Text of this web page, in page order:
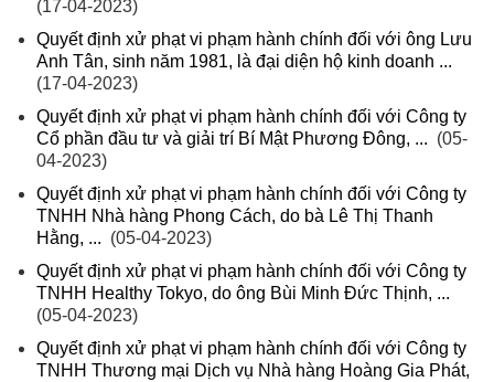
(17-04-2023)
Quyết định xử phạt vi phạm hành chính đối với ông Lưu
Anh Tân, sinh năm 1981, là đại diện hộ kinh doanh ...
(17-04-2023)
Quyết định xử phạt vi phạm hành chính đối với Công ty
Cổ phần đầu tư và giải trí Bí Mật Phương Đông, ... (05-
04-2023)
Quyết định xử phạt vi phạm hành chính đối với Công ty
TNHH Nhà hàng Phong Cách, do bà Lê Thị Thanh
Hằng, ... (05-04-2023)
Quyết định xử phạt vi phạm hành chính đối với Công ty
TNHH Healthy Tokyo, do ông Bùi Minh Đức Thịnh, ...
(05-04-2023)
Quyết định xử phạt vi phạm hành chính đối với Công ty
TNHH Thương mại Dịch vụ Nhà hàng Hoàng Gia Phát,